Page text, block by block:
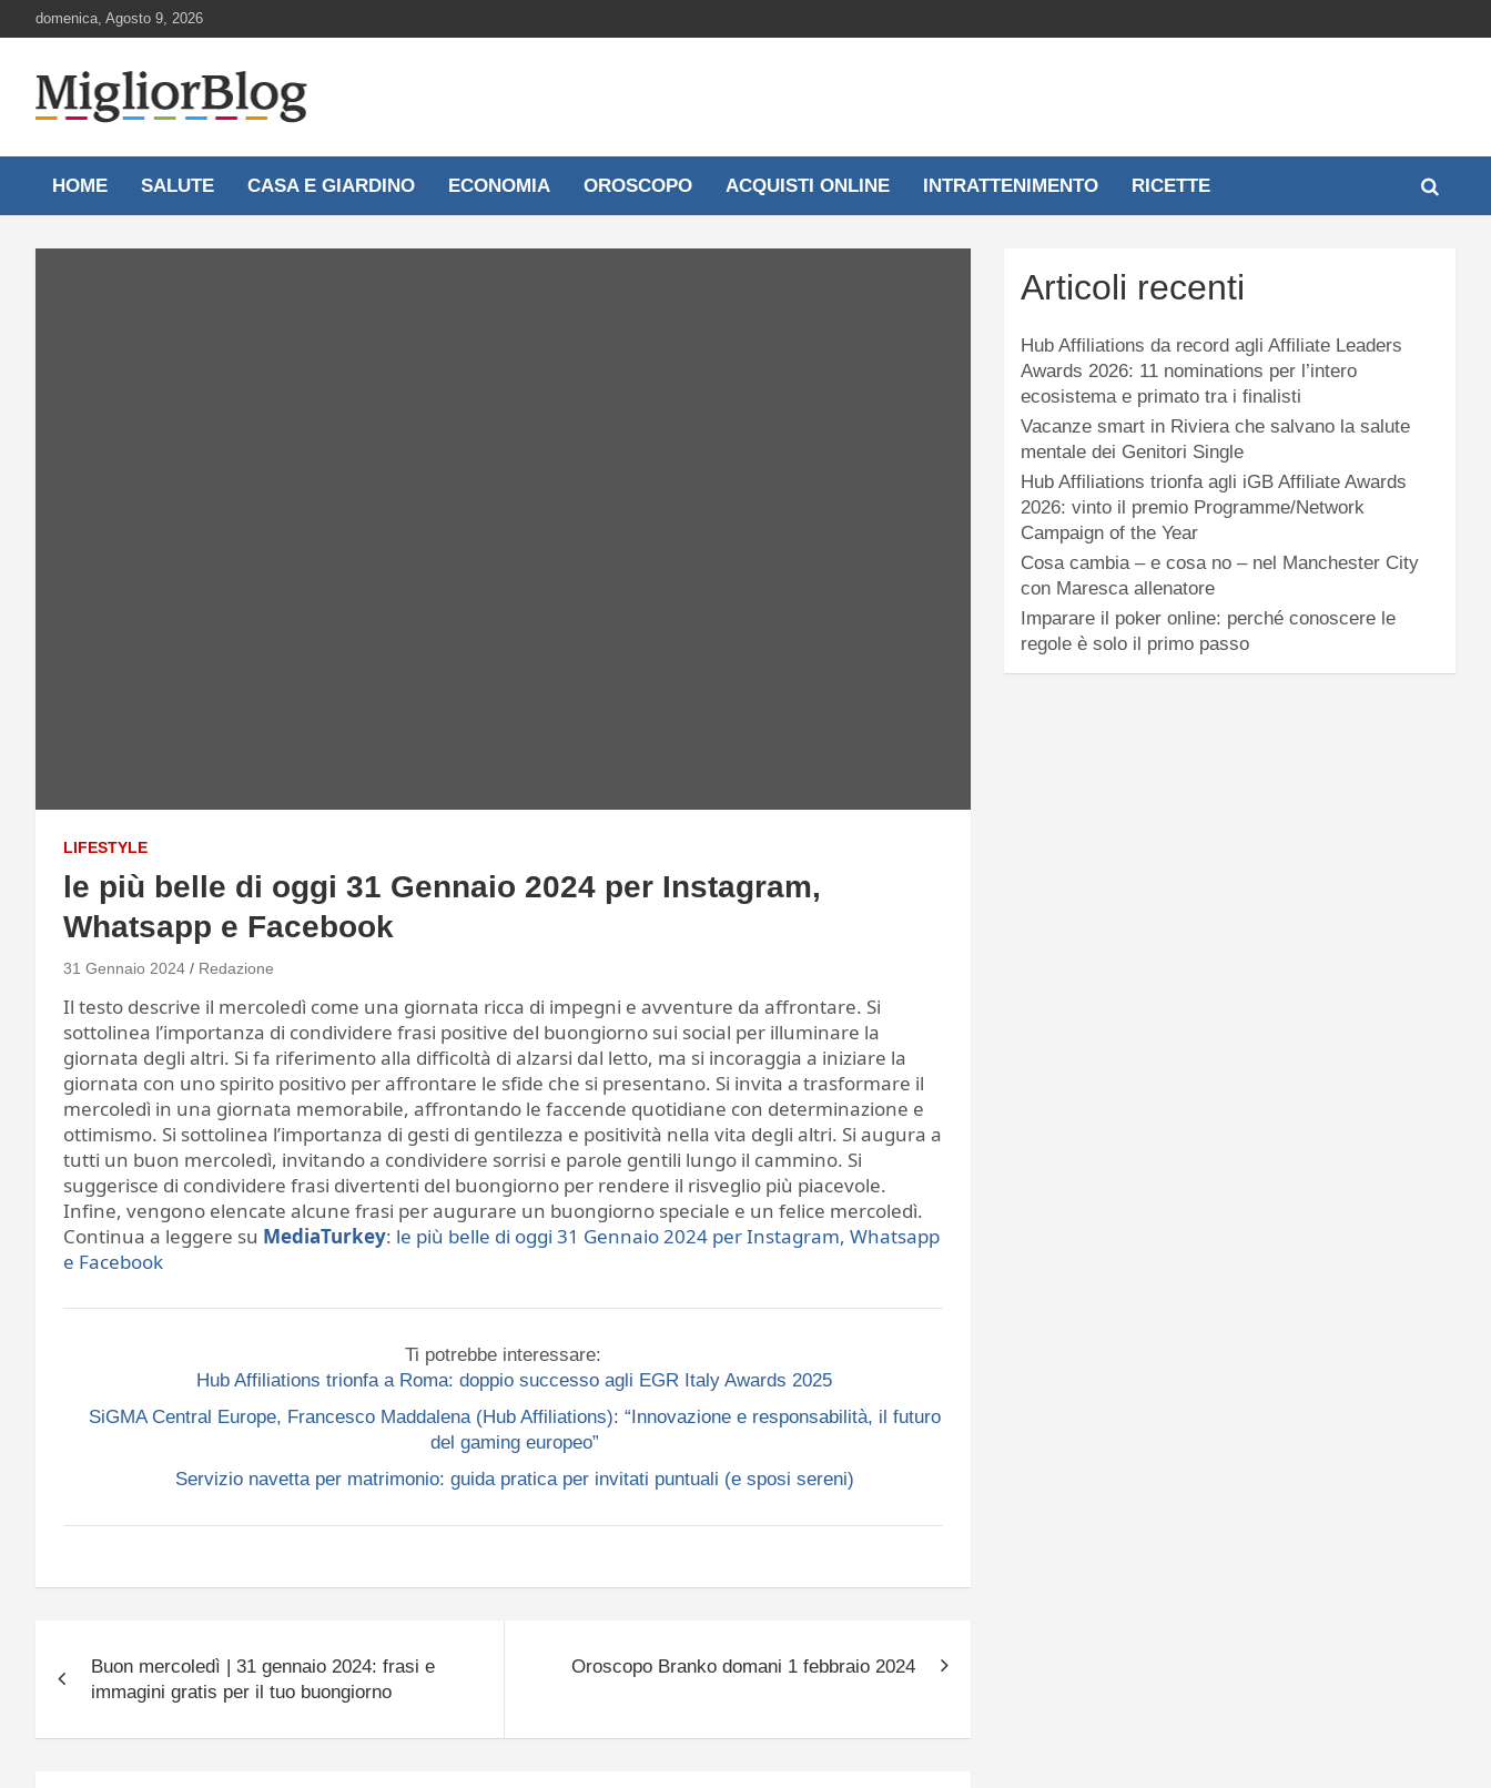
to
domenica, Agosto 9, 2026
MigliorBlog.it
HOME SALUTE CASA E GIARDINO ECONOMIA OROSCOPO ACQUISTI ONLINE INTRATTENIMENTO RICETTE
LIFESTYLE
le più belle di oggi 31 Gennaio 2024 per Instagram,
Whatsapp e Facebook
31 Gennaio 2024 Redazione
Il testo descrive il mercoledì come una giornata ricca di impegni e avventure da affrontare. Si
sottolinea l’importanza di condividere frasi positive del buongiorno sui social per illuminare la
giornata degli altri. Si fa riferimento alla difficoltà di alzarsi dal letto, ma si incoraggia a iniziare la
giornata con uno spirito positivo per affrontare le sfide che si presentano. Si invita a trasformare il
mercoledì in una giornata memorabile, affrontando le faccende quotidiane con determinazione e
ottimismo. Si sottolinea l’importanza di gesti di gentilezza e positività nella vita degli altri. Si augura a
tutti un buon mercoledì, invitando a condividere sorrisi e parole gentili lungo il cammino. Si
suggerisce di condividere frasi divertenti del buongiorno per rendere il risveglio più piacevole.
Infine, vengono elencate alcune frasi per augurare un buongiorno speciale e un felice mercoledì.
Continua a leggere su MediaTurkey: le più belle di oggi 31 Gennaio 2024 per Instagram, Whatsapp
e Facebook
Ti potrebbe interessare:
Hub Affiliations trionfa a Roma: doppio successo agli EGR Italy Awards 2025
SiGMA Central Europe, Francesco Maddalena (Hub Affiliations): “Innovazione e responsabilità, il futuro
del gaming europeo”
Servizio navetta per matrimonio: guida pratica per invitati puntuali (e sposi sereni)
articoli
Buon mercoledì | 31 gennaio 2024: frasi e
immagini gratis per il tuo buongiorno
Oroscopo Branko domani 1 febbraio 2024
Articoli recenti
Hub Affiliations da record agli Affiliate Leaders
Awards 2026: 11 nominations per l’intero
ecosistema e primato tra i finalisti
Vacanze smart in Riviera che salvano la salute
mentale dei Genitori Single
Hub Affiliations trionfa agli iGB Affiliate Awards
2026: vinto il premio Programme/Network
Campaign of the Year
Cosa cambia – e cosa no – nel Manchester City
con Maresca allenatore
Imparare il poker online: perché conoscere le
regole è solo il primo passo